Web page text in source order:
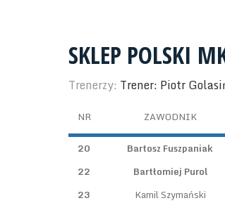
SKLEP POLSKI
Trenerzy: Trener: Piotr
NR ZAWODNIK
20 Bartosz Fuszpaniak
22
Bartłomiej Purol
23
Kamil Szymański